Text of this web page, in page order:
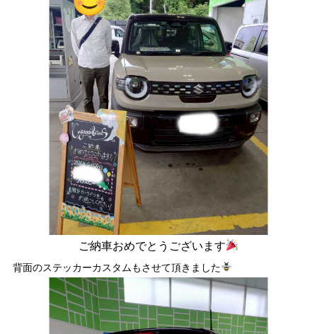
ご納車おめでとうございます
背面のステッカーカスタムもさせて頂きました